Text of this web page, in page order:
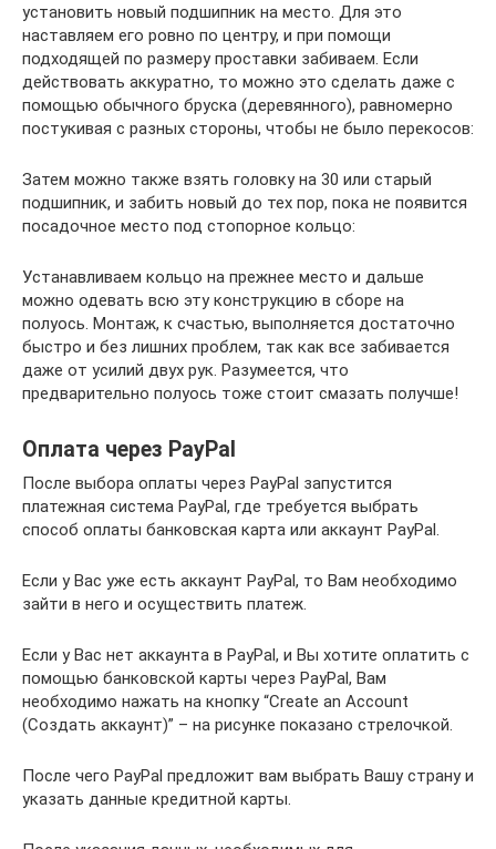
установить новый подшипник на место. Для это
наставляем его ровно по центру, и при помощи
подходящей по размеру проставки забиваем. Если
действовать аккуратно, то можно это сделать даже с
помощью обычного бруска (деревянного), равномерно
постукивая с разных стороны, чтобы не было перекосов:
Затем можно также взять головку на 30 или старый
подшипник, и забить новый до тех пор, пока не появится
посадочное место под стопорное кольцо:
Устанавливаем кольцо на прежнее место и дальше
можно одевать всю эту конструкцию в сборе на
полуось. Монтаж, к счастью, выполняется достаточно
быстро и без лишних проблем, так как все забивается
даже от усилий двух рук. Разумеется, что
предварительно полуось тоже стоит смазать получше!
Оплата через PayPal
После выбора оплаты через PayPal запустится
платежная система PayPal, где требуется выбрать
способ оплаты банковская карта или аккаунт PayPal.
Если у Вас уже есть аккаунт PayPal, то Вам необходимо
зайти в него и осуществить платеж.
Если у Вас нет аккаунта в PayPal, и Вы хотите оплатить с
помощью банковской карты через PayPal, Вам
необходимо нажать на кнопку “Create an Account
(Создать аккаунт)” – на рисунке показано стрелочкой.
После чего PayPal предложит вам выбрать Вашу страну и
указать данные кредитной карты.